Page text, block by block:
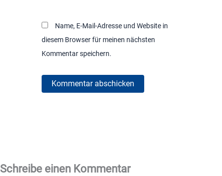
Name, E-Mail-Adresse und Website in
diesem Browser für meinen nächsten
Kommentar speichern.
Schreibe einen Kommentar